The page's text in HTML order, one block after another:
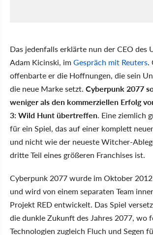
Das jedenfalls erklärte nun der CEO des
Adam Kicinski, imGespräch mit Reuters.
offenbarte er die Hoffnungen, die sein
die neue Marke setzt. Cyberpunk 2077
weniger als den kommerziellen Erfolg
3: Wild Hunt übertreffen. Eine ziemlich
für ein Spiel, das auf einer komplett
und nicht wie der neueste Witcher-
dritte Teil eines größeren Franchises ist.
Cyberpunk 2077 wurde im Oktober
und wird von einem separaten Team
Projekt RED entwickelt. Das Spiel
die dunkle Zukunft des Jahres 2077, wo
Technologien zugleich Fluch und Segen